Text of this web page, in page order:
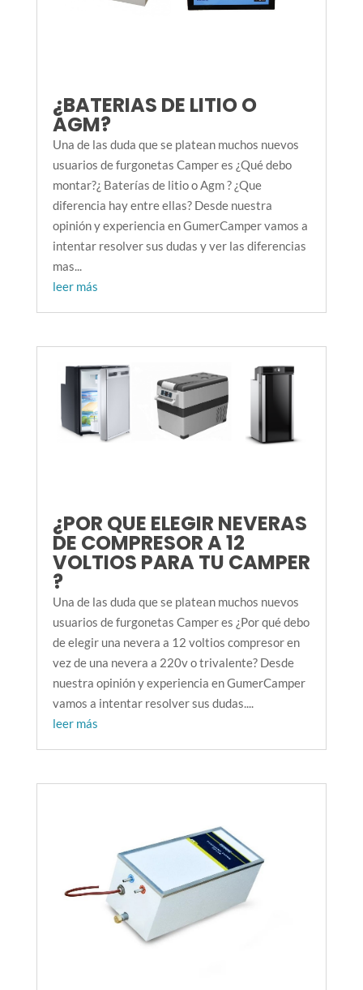
¿BATERIAS DE LITIO O
AGM?
Una de las duda que se platean muchos nuevos
usuarios de furgonetas Camper es ¿Qué debo
montar?¿ Baterías de litio o Agm ? ¿Que
diferencia hay entre ellas? Desde nuestra
opinión y experiencia en GumerCamper vamos a
intentar resolver sus dudas y ver las diferencias
mas...
leer más
¿POR QUE ELEGIR NEVERAS
DE COMPRESOR A 12
VOLTIOS PARA TU CAMPER
?
Una de las duda que se platean muchos nuevos
usuarios de furgonetas Camper es ¿Por qué debo
de elegir una nevera a 12 voltios compresor en
vez de una nevera a 220v o trivalente? Desde
nuestra opinión y experiencia en GumerCamper
vamos a intentar resolver sus dudas....
leer más